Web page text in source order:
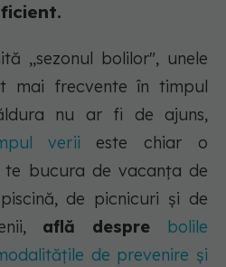
,,sezonul bolilor", unele
mai frecvente în timpul
nu ar fi de ajuns,
verii este chiar o
te bucura de vacanța de
de picnicuri și de
află despre bolile
de prevenire și